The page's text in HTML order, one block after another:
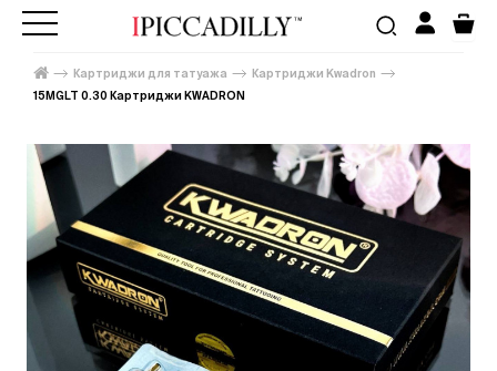
Картриджи для татуажа
Картриджи Kwadron
15MGLT 0.30 Картриджи KWADRON